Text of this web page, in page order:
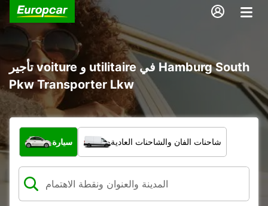
تأجير voiture و utilitaire في Hamburg South
Pkw Transporter Lkw
ما نوع المركبة؟
سيارة شاحنات الفان والشاحنات العادية